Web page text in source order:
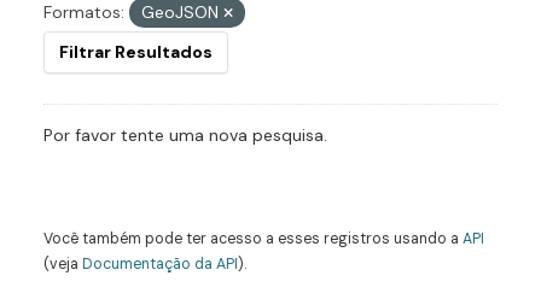
Formatos:
GeoJSON
Filtrar Resultados
Por favor tente uma nova pesquisa.
Você também pode ter acesso a esses registros usando a API
(veja Documentação da API).